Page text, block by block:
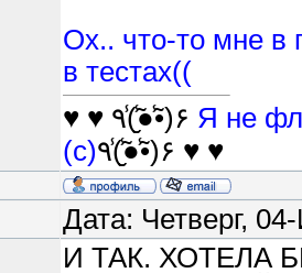
Ох.. что-то мне в
в тестах((
♥ ♥ ٩(̾●̮̮̃̾•̃̾)۶ Я не
(с) ٩(̾●̮̮̃̾•̃̾)۶ ♥ ♥
Дата: Четверг,
И ТАК. ХОТЕЛА